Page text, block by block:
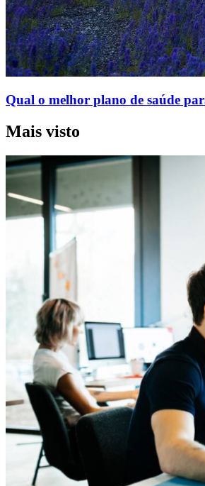
Qual o melhor plano de saúde
Mais visto